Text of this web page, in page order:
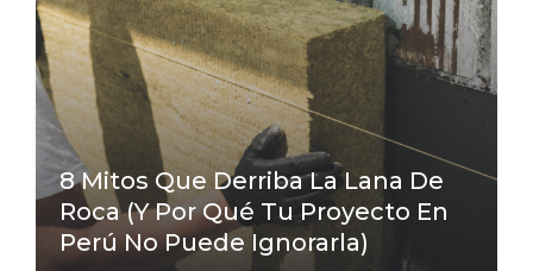
8 Mitos Que Derriba La Lana De
Roca (Y Por Qué Tu Proyecto En
Perú No Puede Ignorarla)